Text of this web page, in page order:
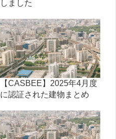
しました
【CASBEE】2025年4月度
に認証された建物まとめ